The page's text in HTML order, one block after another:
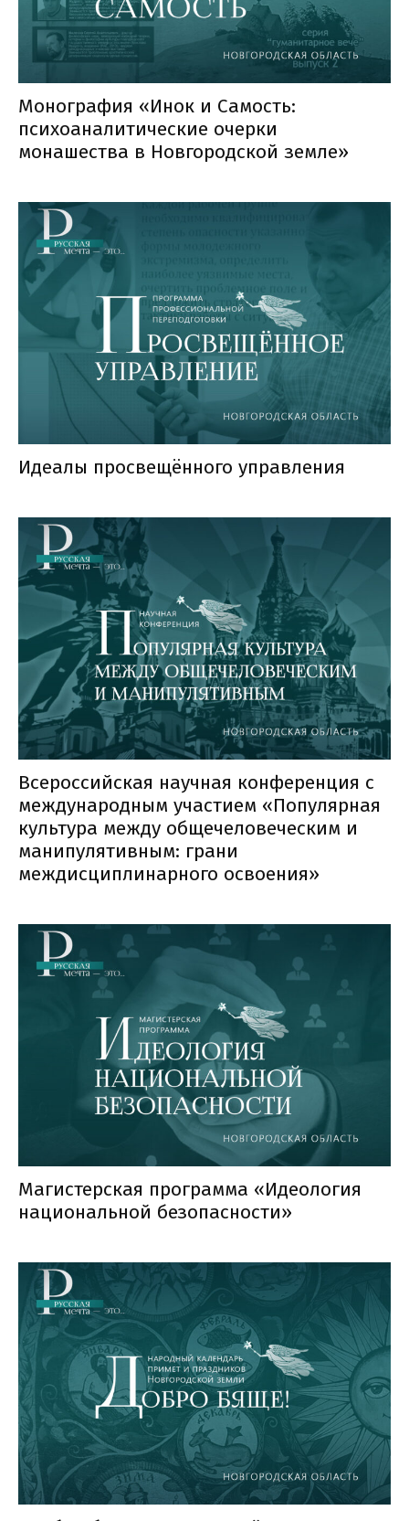
Монография «Инок и Самость:
психоаналитические очерки
монашества в Новгородской земле»
Идеалы просвещённого управления
Всероссийская научная конференция с
международным участием «Популярная
культура между общечеловеческим и
манипулятивным: грани
междисциплинарного освоения»
Магистерская программа «Идеология
национальной безопасности»